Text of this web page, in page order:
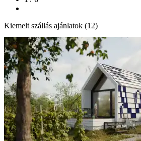
Etyekikék
Családias kabin szálláshely az Etyeki
Közép-Dunántúl Etyek
Bővebben